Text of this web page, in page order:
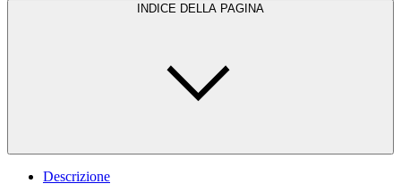
INDICE DELLA PAGINA
Descrizione